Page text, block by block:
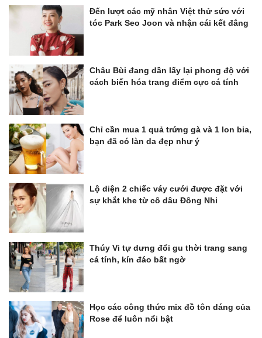
Đến lượt các mỹ nhân Việt thử sức với
tóc Park Seo Joon và nhận cái kết đắng
Châu Bùi đang dần lấy lại phong độ với
cách biến hóa trang điểm cực cá tính
Chỉ cần mua 1 quả trứng gà và 1 lon bia,
bạn đã có làn da đẹp như ý
Lộ diện 2 chiếc váy cưới được đặt với
sự khắt khe từ cô dâu Đông Nhi
Thúy Vi tự dưng đổi gu thời trang sang
cá tính, kín đáo bất ngờ
Học các công thức mix đồ tôn dáng của
Rose để luôn nổi bật